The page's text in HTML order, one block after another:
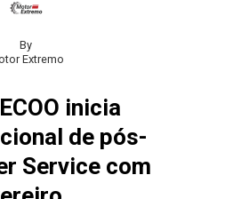
By
Extremo
inicia
de pós-
Service com